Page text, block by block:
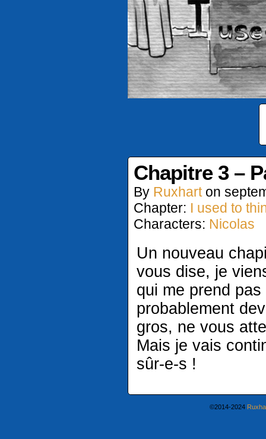
Chapitre 3 –
By Ruxhart on
Chapter: I used to
Characters: Nicolas
Un nouveau
vous dise, je
qui me prend
probablement
gros, ne vous
Mais je vais
sûr-e-s !
©2014-2024